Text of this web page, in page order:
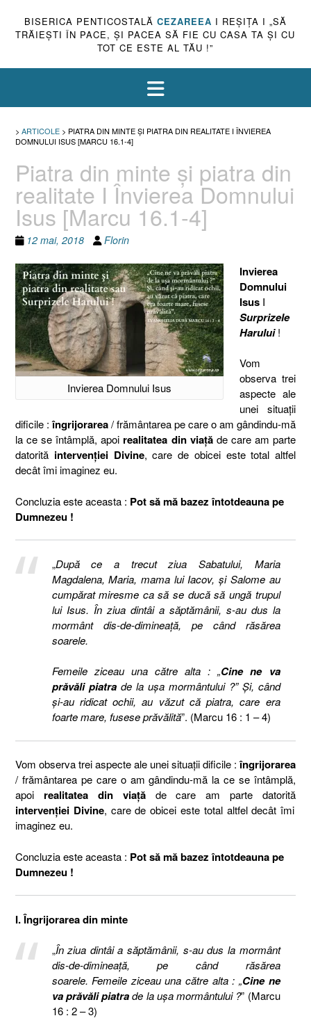
BISERICA PENTICOSTALĂ CEZAREEA I REŞIŢA I „SĂ
TRĂIEŞTI ÎN PACE, ŞI PACEA SĂ FIE CU CASA TA ŞI CU
TOT CE ESTE AL TĂU !”
> ARTICOLE > PIATRA DIN MINTE ŞI PIATRA DIN REALITATE I ÎNVIEREA
DOMNULUI ISUS [MARCU 16.1-4]
Piatra din minte şi piatra din
realitate I Învierea Domnului
Isus [Marcu 16.1-4]
12 mai, 2018 Florin
Invierea Domnului Isus
Invierea
Domnului
IsusI
Surprizele
Harului!
Vom
observa trei
aspecte ale
unei situaţii
dificile :îngrijorarea/ frământarea pe care o am gândindu-mă
la ce se întâmplă, apoi realitatea din viaţăde care am parte
datorită intervenţiei Divine, care de obicei este total altfel
decât îmi imaginez eu.
Concluzia este aceasta : Pot să mă bazez întotdeauna pe
Dumnezeu !
„După ce a trecut ziua Sabatului, Maria
Magdalena, Maria, mama lui Iacov, şi Salome au
cumpărat miresme ca să se ducă să ungă trupul
lui Isus. În ziua dintâi a săptămânii, s-au dus la
mormânt dis-de-dimineaţă, pe când răsărea
soarele.
Femeile ziceau una către alta : „Cine ne va
prăvăli piatrade la uşa mormântului ?” Şi, când
şi-au ridicat ochii, au văzut că piatra, care era
foarte mare, fusese prăvălită”. (Marcu 16 : 1 – 4)
Vom observa trei aspecte ale unei situaţii dificile :îngrijorarea
/ frământarea pe care o am gândindu-mă la ce se întâmplă,
apoi realitatea din viaţăde care am parte datorită
intervenţiei Divine, care de obicei este total altfel decât îmi
imaginez eu.
Concluzia este aceasta : Pot să mă bazez întotdeauna pe
Dumnezeu !
I. Îngrijorarea din minte
„În ziua dintâi a săptămânii, s-au dus la mormânt
dis-de-dimineaţă, pe când răsărea
soarele. Femeile ziceau una către alta : „Cine ne
va prăvăli piatrade la uşa mormântului ?” (Marcu
16 : 2 – 3)